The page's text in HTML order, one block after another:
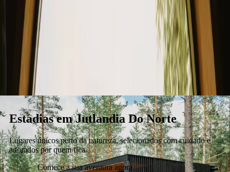
Estadia Cartão-presente.
Estadias em Jutlandia Do Norte
Lugares únicos perto da natureza, selecionados com cuidado e
adorados por quem fica.
Comece a sua aventura agora